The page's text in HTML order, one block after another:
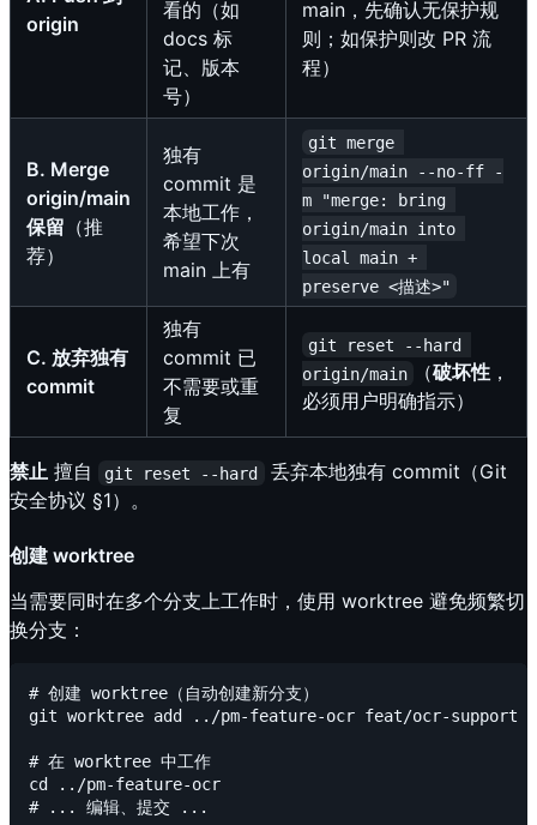
origin
看的（如
docs 标
记、版本
号）
main，先确认无保护规
则；如保护则改 PR 流
程）
B. Merge
origin/main
保留 （推
荐）
独有
commit 是
本地工作，
希望下次
main 上有
git merge
origin/main --no-ff -
m "merge: bring
origin/main into
local main +
preserve <描述>"
C. 放弃独有
commit
独有
commit 已
不需要或重
复
git reset --hard
origin/main
（破坏性 ，
必须用户明确指示）
禁止 擅自 git reset --hard
丢弃本地独有 commit（Git
安全协议 §1）。
创建 worktree
当需要同时在多个分支上工作时，使用 worktree 避免频繁切
换分支：
# 创建 worktree（自动创建新分支）
git worktree add ../pm-feature-ocr feat/ocr-support
# 在 worktree 中工作
cd ../pm-feature-ocr
# ... 编辑、提交 ...